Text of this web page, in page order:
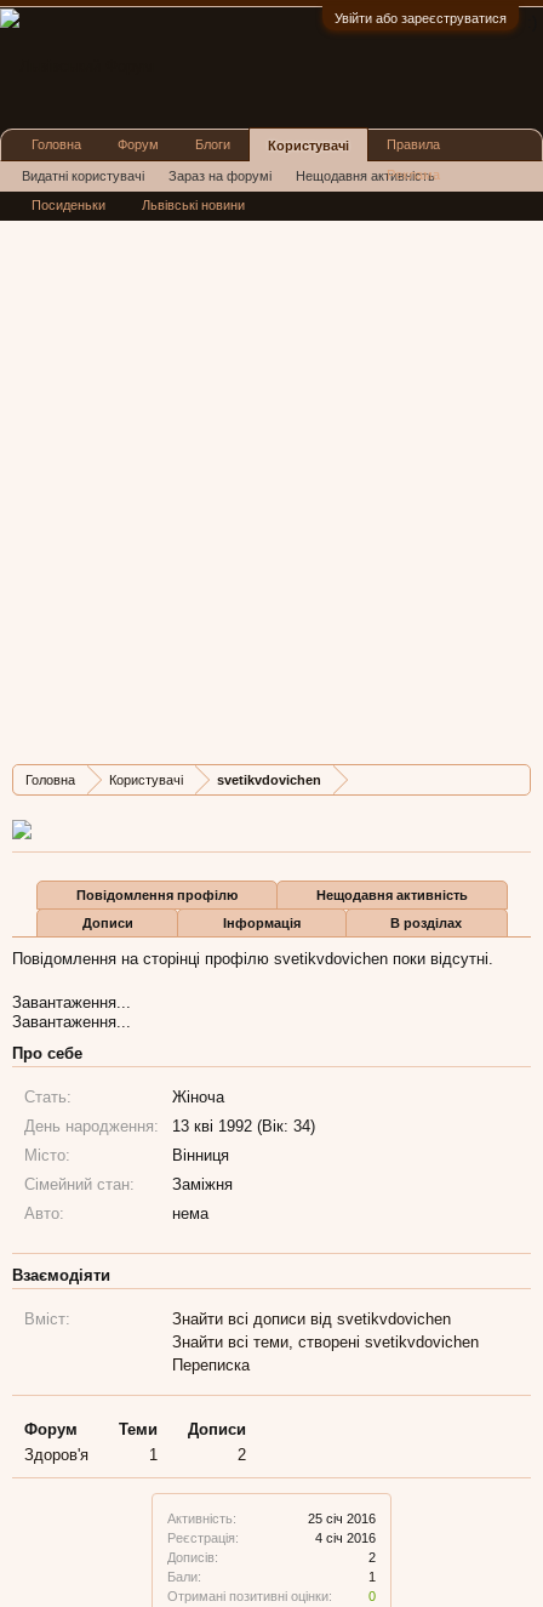
Увійти або зареєструватися
Головна Користувачі svetikvdovichen
Активність:
25 січ 2016
Реєстрація:
4 січ 2016
Дописів:
2
Бали:
1
Отримані позитивні оцінки:
0
Дописів
2
Карма
0
Бали
1
Повідомлення профілю
Нещодавня активність
Дописи
Інформація В розділах
Повідомлення на сторінці профілю svetikvdovichen поки відсутні.
Завантаження...
Завантаження...
Про себе
Стать:
Жіноча
День народження:
13 кві 1992 (Вік: 34)
Місто:
Вінниця
Сімейний стан:
Заміжня
Авто:
нема
Взаємодіяти
Вміст:
Знайти всі дописи від svetikvdovichen
Знайти всі теми, створені svetikvdovichen
Переписка
Форум Теми
Дописи
Здоров'я
1 2
Головна Форум Блоги Користувачі
Видатні користувачі Зараз на форумі Нещодавня активність
Нові повідомлення профілю
Правила
Реклама
Посиденьки Львівські новини